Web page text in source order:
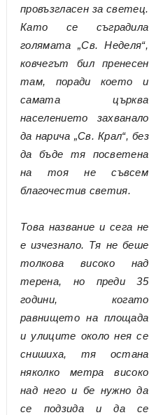
провъзгласен за светец.
Като се съградила
голямата „Св. Неделя“,
ковчегът бил пренесен
там, поради което и
самата църква
населението захванало
да нарича „Св. Крал“, без
да бъде тя посветена
на тоя не съвсем
благочестив светия.
Това название и сега не
е изчезнало. Тя не беше
толкова високо над
терена, но преди 35
години, когато
равнището на площада
и улиците около нея се
снишиха, тя остана
няколко метра високо
над него и бе нужно да
се подзида и да се